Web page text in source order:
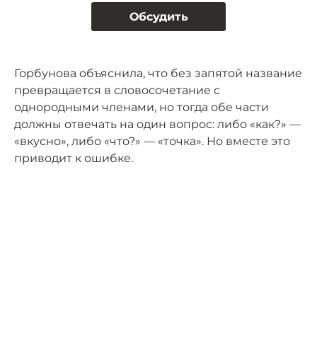
Обсудить
Горбунова объяснила, что без запятой название
превращается в словосочетание с
однородными членами, но тогда обе части
должны отвечать на один вопрос: либо «как?» —
«вкусно», либо «что?» — «точка». Но вместе это
приводит к ошибке.